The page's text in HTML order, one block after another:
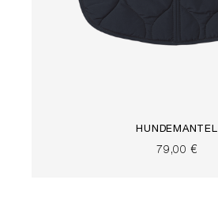
HUNDEMANTEL
79,00 €